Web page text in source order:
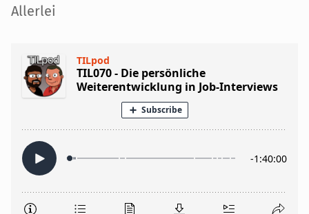
Seitenleiste
Allerlei